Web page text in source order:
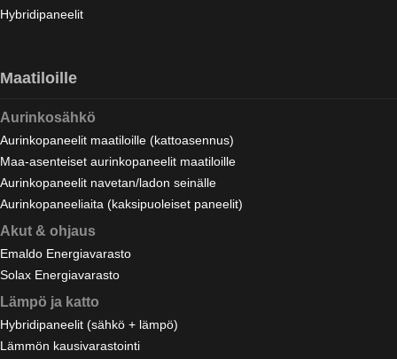
Hybridipaneelit
Maatiloille
Aurinkosähkö
Aurinkopaneelit maatiloille (kattoasennus)
Maa-asenteiset aurinkopaneelit maatiloille
Aurinkopaneelit navetan/ladon seinälle
Aurinkopaneeliaita (kaksipuoleiset paneelit)
Akut & ohjaus
Emaldo Energiavarasto
Solax Energiavarasto
Lämpö ja katto
Hybridipaneelit (sähkö + lämpö)
Lämmön kausivarastointi